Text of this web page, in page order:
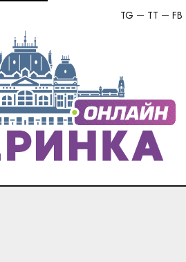
FB
TT
TG